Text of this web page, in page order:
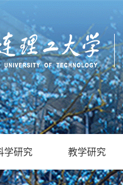
学研究 教学研究